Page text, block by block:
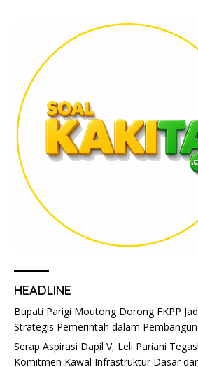
HEADLINE
Bupati Parigi Moutong Dorong FKPP
Strategis Pemerintah dalam
Serap Aspirasi Dapil V, Leli Pariani
Komitmen Kawal Infrastruktur Dasar